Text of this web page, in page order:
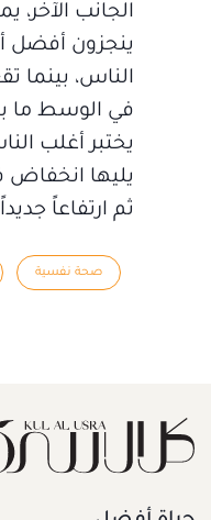
الجانب الآخر،
في الوسط ما
يختبر أغلب
يليها انخفاض
ثم ارتفاعاً
صحة نفسية